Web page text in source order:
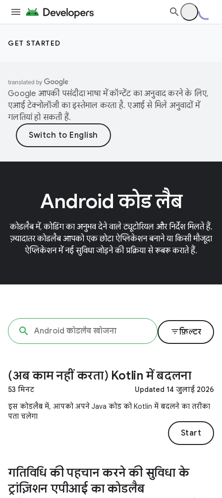
GET STARTED
Google आपकी पसंदीदा भाषा में कॉन्टेंट का अनुवाद करने के लिए,
एआई टेक्नोलॉजी का इस्तेमाल करता है. एआई से मिले अनुवादों में
गलतियां हो सकती हैं.
Android कोड लैब
कोडलैब में, कोडिंग का अनुभव देने वाले ट्यूटोरियल और निर्देश मिलते हैं.
ज़्यादातर कोडलैब आपको एक छोटा ऐप्लिकेशन बनाने या किसी मौजूदा
ऐप्लिकेशन में नई सुविधा जोड़ने की प्रक्रिया से रूबरू कराते हैं.
filter_listफ़िल्टर
(अब काम नहीं करता) Kotlin में बदलना
53 मिनट
Updated 14 जुलाई 2026
इस कोडलैब में, आपको अपने Java कोड को Kotlin में बदलने का तरीका
पता चलेगा
Start
गतिविधि की पहचान करने की सुविधा के
ट्रांज़िशन एपीआई का कोडलैब